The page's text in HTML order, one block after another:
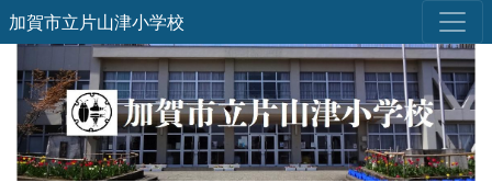
加賀市立片山津小学校